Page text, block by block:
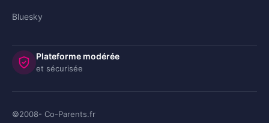
Bluesky
Plateforme modérée
et sécurisée
©2008- 2026Co-Parents.fr